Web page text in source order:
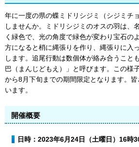
年に一度の県の蝶ミドリシジミ（シジミチ
しませんか。ミドリシジミのオスの羽は、
く緑色で、光の角度で緑色が変わり宝石の
方になると梢に縄張りを作り、縄張りに入
します。追尾行動は数個体が絡み合うこと
巴（まんじどもえ）」と呼びます。この様
から8月下旬までの期間限定となります。
います。
開催概要
日時：2023年6月24日（土曜日）16時